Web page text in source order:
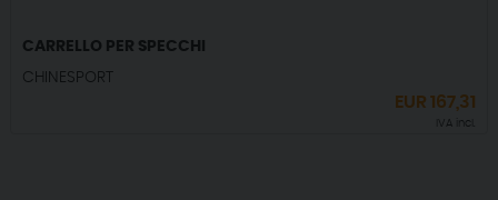
CARRELLO PER SPECCHI
CHINESPORT
EUR167,31
IVA incl.